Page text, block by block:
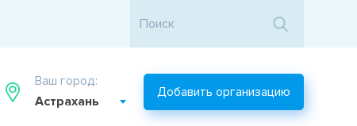
Ваш город:
Астрахань
Добавить организацию